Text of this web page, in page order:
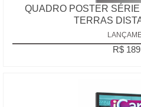
QUADRO POSTER
TERRAS
R$